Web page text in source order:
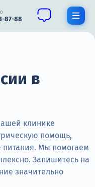
87-88
в
клинике
помощь,
питания. Мы помогаем
Запишитесь на
значительно